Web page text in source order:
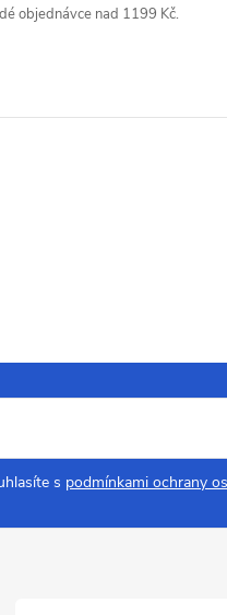
objednávce nad 1199 Kč.
s podmínkami ochrany